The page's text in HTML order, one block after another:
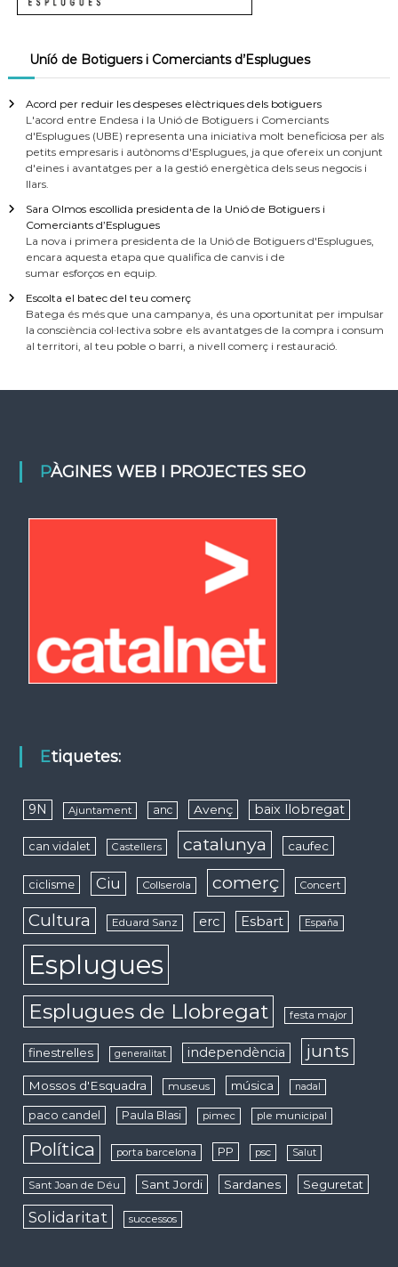
Uníó de Botiguers i Comerciants d’Esplugues
Acord per reduir les despeses elèctriques dels botiguers
L'acord entre Endesa i la Unió de Botiguers i Comerciants
d'Esplugues (UBE) representa una iniciativa molt beneficiosa per als
petits empresaris i autònoms d'Esplugues, ja que ofereix un conjunt
d'eines i avantatges per a la gestió energètica dels seus negocis i
llars.
Sara Olmos escollida presidenta de la Unió de Botiguers i
Comerciants d’Esplugues
La nova i primera presidenta de la Unió de Botiguers d'Esplugues,
encara aquesta etapa que qualifica de canvis i de
sumar esforços en equip.
Escolta el batec del teu comerç
Batega és més que una campanya, és una oportunitat per impulsar
la consciència col·lectiva sobre els avantatges de la compra i consum
al territori, al teu poble o barri, a nivell comerç i restauració.
PÀGINES WEB I PROJECTES SEO
Etiquetes:
9N Ajuntament anc Avenç baix llobregat
can vidalet Castellers catalunya caufec
ciclisme Ciu Collserola comerç Concert
Cultura Eduard Sanz erc Esbart España
Esplugues
Esplugues de Llobregat festa major
finestrelles generalitat independència junts
Mossos d'Esquadra museus música nadal
paco candel Paula Blasi pimec ple municipal
Política porta barcelona PP psc Salut
Sant Joan de Déu Sant Jordi Sardanes Seguretat
Solidaritat successos